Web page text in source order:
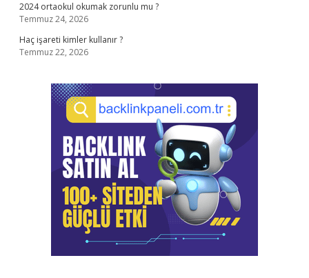
2024 ortaokul okumak zorunlu mu ?
Temmuz 24, 2026
Haç işareti kimler kullanır ?
Temmuz 22, 2026